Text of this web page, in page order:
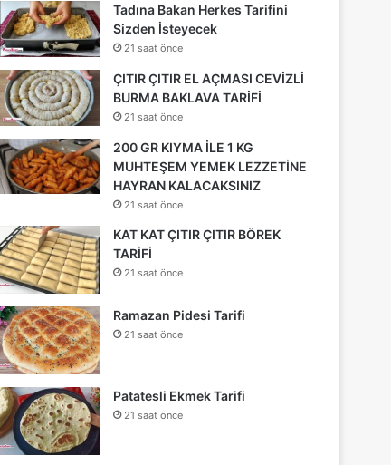
Tadına Bakan Herkes Tarifini
Sizden İsteyecek
21 saat önce
ÇITIR ÇITIR EL AÇMASI CEVİZLİ
BURMA BAKLAVA TARİFİ
21 saat önce
200 GR KIYMA İLE 1 KG
MUHTEŞEM YEMEK LEZZETİNE
HAYRAN KALACAKSINIZ
21 saat önce
KAT KAT ÇITIR ÇITIR BÖREK
TARİFİ
21 saat önce
Ramazan Pidesi Tarifi
21 saat önce
Patatesli Ekmek Tarifi
21 saat önce